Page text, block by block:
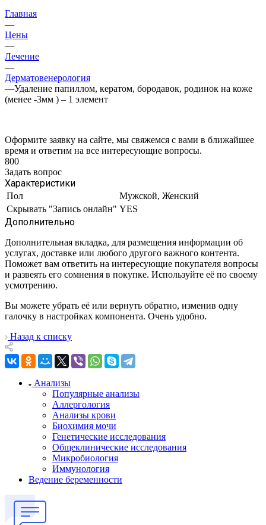
Главная
—
Цены
—
Лечение
—
Дерматовенерология
—Удаление папиллом, кератом, бородавок, родинок на коже
(менее -3мм ) – 1 элемент
Оформите заявку на сайте, мы свяжемся с вами в ближайшее
время и ответим на все интересующие вопросы.
800
Задать вопрос
Характеристики
Пол
Мужской, Женский
Скрывать "Запись онлайн" YES
Дополнительно
Дополнительная вкладка, для размещения информации об
услугах, доставке или любого другого важного контента.
Поможет вам ответить на интересующие покупателя вопросы
и развеять его сомнения в покупке. Используйте её по своему
усмотрению.
Вы можете убрать её или вернуть обратно, изменив одну
галочку в настройках компонента. Очень удобно.
Назад к списку
Анализы
Популярные анализы
Аллергология
Анализы крови
Биохимия мочи
Генетические исследования
Общеклинические исследования
Микробиология
Иммунология
Ведение беременности